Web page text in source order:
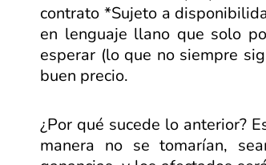
contrato *Sujeto a
en lenguaje llano que solo
esperar (lo que no siempre
buen precio.
¿Por qué sucede lo anterior?
manera no se tomarían,